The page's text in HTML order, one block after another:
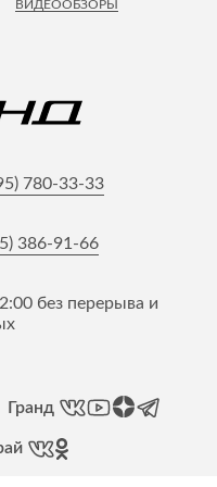
ВИДЕООБЗОРЫ
780-33-33
386-91-66
без перерыва и
Гранд